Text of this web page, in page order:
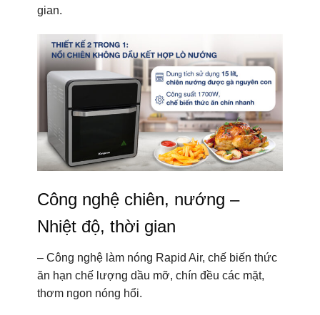
gian.
Công nghệ chiên, nướng –
Nhiệt độ, thời gian
– Công nghệ làm nóng Rapid Air, chế biến thức
ăn hạn chế lượng dầu mỡ, chín đều các mặt,
thơm ngon nóng hổi.